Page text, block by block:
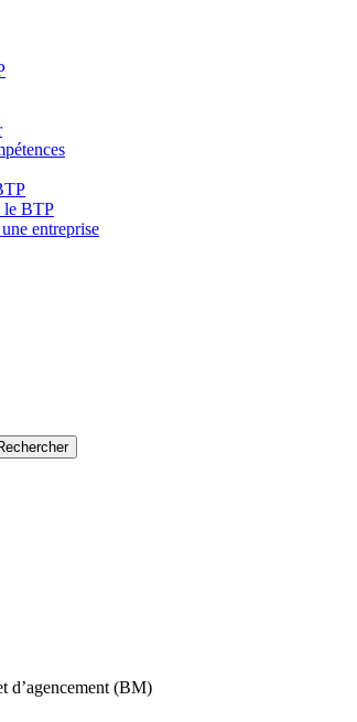
le BTP
entreprise
d’agencement (BM)